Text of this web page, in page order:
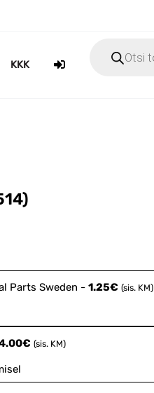
KKK
search
Parts Sweden - 1.25€ (sis. KM)
€ (sis. KM)